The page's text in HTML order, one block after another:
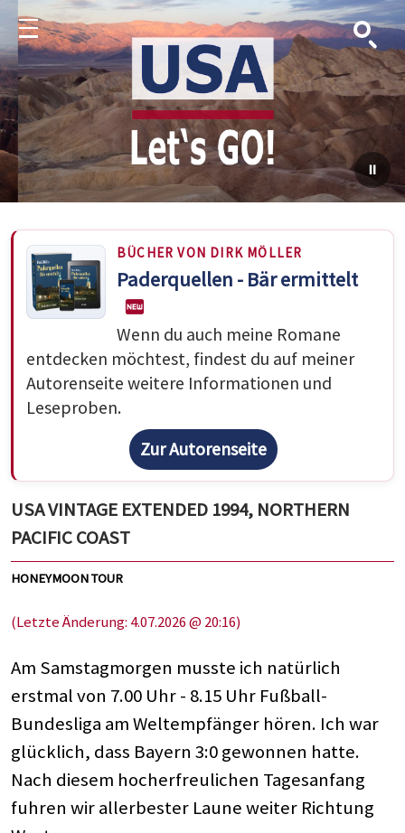
Menu Suche
BÜCHER VON DIRK MÖLLER
Paderquellen - Bär ermittelt
Wenn du auch meine Romane
entdecken möchtest, findest du auf meiner
Autorenseite weitere Informationen und
Leseproben.
Zur Autorenseite
USA VINTAGE EXTENDED 1994, NORTHERN
PACIFIC COAST
HONEYMOON TOUR
(Letzte Änderung: 4.07.2026 @ 20:16)
Am Samstagmorgen musste ich natürlich
erstmal von 7.00 Uhr - 8.15 Uhr Fußball-
Bundesliga am Weltempfänger hören. Ich war
glücklich, dass Bayern 3:0 gewonnen hatte.
Nach diesem hocherfreulichen Tagesanfang
fuhren wir allerbester Laune weiter Richtung